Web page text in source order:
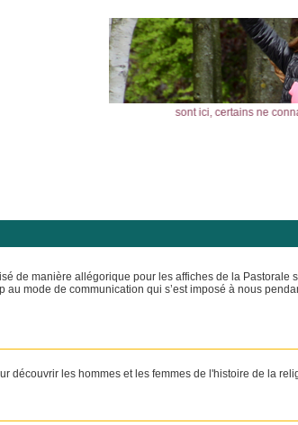
le dis : parmi ceux qui sont ici, certains ne
de manière allégorique pour les affiches de la Pastorale
au mode de communication qui s’est imposé à nous
découvrir les hommes et les femmes de l'histoire de la